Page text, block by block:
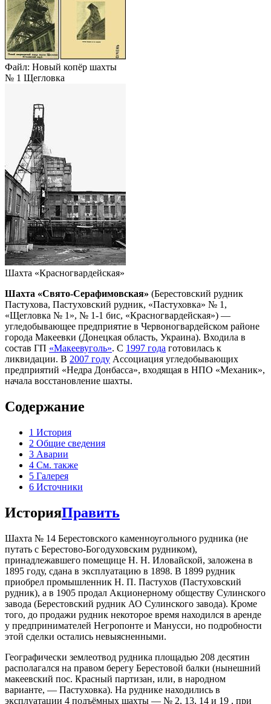
Файл: Новый копёр шахты
№ 1 Щегловка
Шахта «Красногвардейская»
Шахта «Свято-Серафимовская» (Берестовский рудник
Пастухова, Пастуховский рудник, «Пастуховка» № 1,
«Щегловка № 1», № 1-1 бис, «Красногвардейская») —
угледобывающее предприятие в Червоногвардейском районе
города Макеевки (Донецкая область, Украина). Входила в
состав ГП «Макеевуголь». С 1997 года готовилась к
ликвидации. В 2007 году Ассоциация угледобывающих
предприятий «Недра Донбасса», входящая в НПО «Механик»,
начала восстановление шахты.
Содержание
1 История
2 Общие сведения
3 Аварии
4 См. также
5 Галерея
6 Источники
ИсторияПравить
Шахта № 14 Берестовского каменноугольного рудника (не
путать с Берестово-Богодуховским рудником),
принадлежавшего помещице Н. Н. Иловайской, заложена в
1895 году, сдана в эксплуатацию в 1898. В 1899 рудник
приобрел промышленник Н. П. Пастухов (Пастуховский
рудник), а в 1905 продал Акционерному обществу Сулинского
завода (Берестовский рудник АО Сулинского завода). Кроме
того, до продажи рудник некоторое время находился в аренде
у предпринимателей Негропонте и Манусси, но подробности
этой сделки остались невыясненными.
Географически землеотвод рудника площадью 208 десятин
располагался на правом берегу Берестовой балки (нынешний
макеевский пос. Красный партизан, или, в народном
варианте, — Пастуховка). На руднике находились в
эксплуатации 4 подъёмных шахты — № 2, 13, 14 и 19 , при